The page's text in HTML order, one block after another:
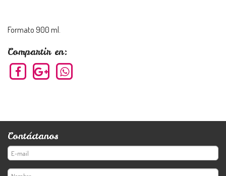
Formato 900 ml.
Compartir en:
Contáctanos